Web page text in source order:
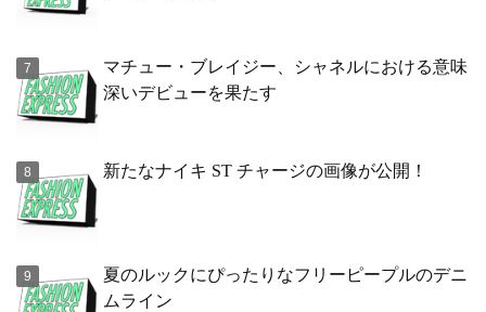
マチュー・ブレイジー、シャネルにおける意味
深いデビューを果たす
新たなナイキ ST チャージの画像が公開！
夏のルックにぴったりなフリーピープルのデニ
ムライン